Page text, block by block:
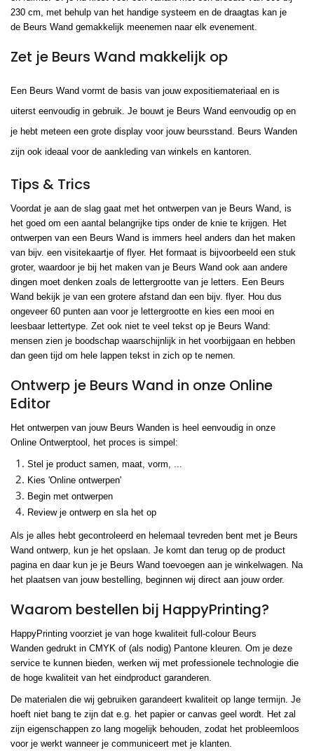
230 cm, met behulp van het handige systeem en de draagtas kan je
de Beurs Wand gemakkelijk meenemen naar elk evenement.
Zet je Beurs Wand makkelijk op
Een Beurs Wand vormt de basis van jouw expositiemateriaal en is
uiterst eenvoudig in gebruik. Je bouwt je Beurs Wand eenvoudig op en
je hebt meteen een grote display voor jouw beursstand. Beurs Wanden
zijn ook ideaal voor de aankleding van winkels en kantoren.
Tips & Trics
Voordat je aan de slag gaat met het ontwerpen van je Beurs Wand, is
het goed om een aantal belangrijke tips onder de knie te krijgen. Het
ontwerpen van een Beurs Wand is immers heel anders dan het maken
van bijv. een visitekaartje of flyer. Het formaat is bijvoorbeeld een stuk
groter, waardoor je bij het maken van je Beurs Wand ook aan andere
dingen moet denken zoals de lettergrootte van je letters. Een Beurs
Wand bekijk je van een grotere afstand dan een bijv. flyer. Hou dus
ongeveer 60 punten aan voor je lettergrootte en kies een mooi en
leesbaar lettertype. Zet ook niet te veel tekst op je Beurs Wand:
mensen zien je boodschap waarschijnlijk in het voorbijgaan en hebben
dan geen tijd om hele lappen tekst in zich op te nemen.
Ontwerp je Beurs Wand in onze Online
Editor
Het ontwerpen van jouw Beurs Wanden is heel eenvoudig in onze
Online Ontwerptool, het proces is simpel:
Stel je product samen, maat, vorm, ...
Kies 'Online ontwerpen'
Begin met ontwerpen
Review je ontwerp en sla het op
Als je alles hebt gecontroleerd en helemaal tevreden bent met je Beurs
Wand ontwerp, kun je het opslaan. Je komt dan terug op de product
pagina en daar kun je je Beurs Wand toevoegen aan je winkelwagen. Na
het plaatsen van jouw bestelling, beginnen wij direct aan jouw order.
Waarom bestellen bij HappyPrinting?
HappyPrinting voorziet je van hoge kwaliteit full-colour Beurs
Wanden gedrukt in CMYK of (als nodig) Pantone kleuren. Om je deze
service te kunnen bieden, werken wij met professionele technologie die
de hoge kwaliteit van het eindproduct garanderen.
De materialen die wij gebruiken garandeert kwaliteit op lange termijn. Je
hoeft niet bang te zijn dat e.g. het papier or canvas geel wordt. Het zal
zijn eigenschappen zo lang mogelijk behouden, zodat het probleemloos
voor je werkt wanneer je communiceert met je klanten.